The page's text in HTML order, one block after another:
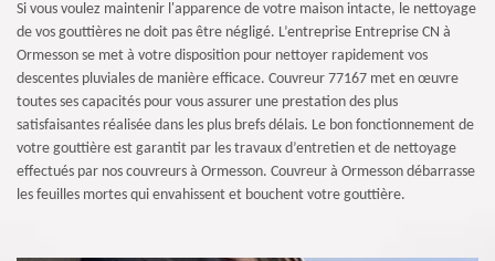
Si vous voulez maintenir l'apparence de votre maison intacte, le nettoyage
de vos gouttières ne doit pas être négligé. L’entreprise Entreprise CN à
Ormesson se met à votre disposition pour nettoyer rapidement vos
descentes pluviales de manière efficace. Couvreur 77167 met en œuvre
toutes ses capacités pour vous assurer une prestation des plus
satisfaisantes réalisée dans les plus brefs délais. Le bon fonctionnement de
votre gouttière est garantit par les travaux d’entretien et de nettoyage
effectués par nos couvreurs à Ormesson. Couvreur à Ormesson débarrasse
les feuilles mortes qui envahissent et bouchent votre gouttière.